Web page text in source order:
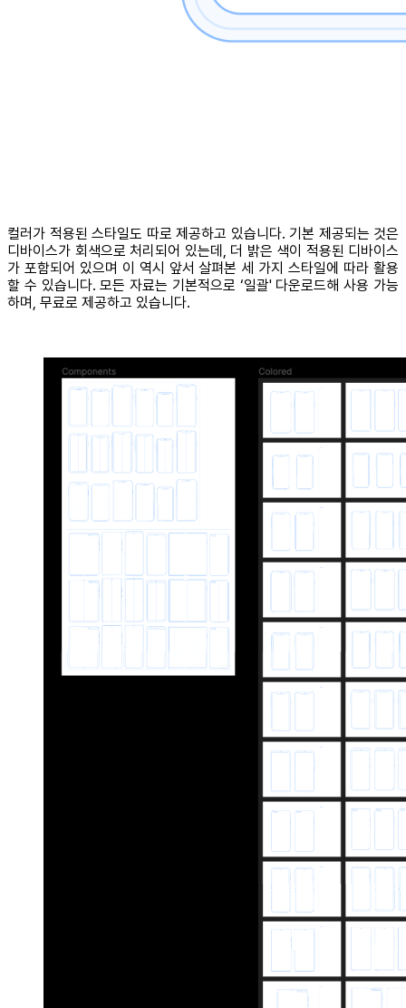
컬러가 적용된 스타일도 따로 제공하고 있습니다. 기본 제공되는 것은
디바이스가 회색으로 처리되어 있는데, 더 밝은 색이 적용된 디바이스
가 포함되어 있으며 이 역시 앞서 살펴본 세 가지 스타일에 따라 활용
할 수 있습니다. 모든 자료는 기본적으로 ‘일괄' 다운로드해 사용 가능
하며, 무료로 제공하고 있습니다.